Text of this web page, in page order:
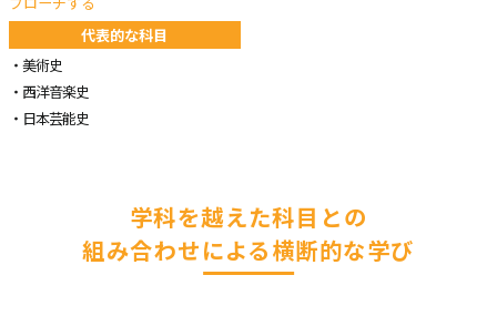
代表的な科目
美術史
西洋音楽史
日本芸能史
学科を越えた科目との
組み合わせによる横断的な学び